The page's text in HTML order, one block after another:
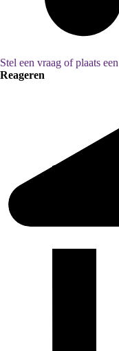
Stel een vraag of plaats
Reageren